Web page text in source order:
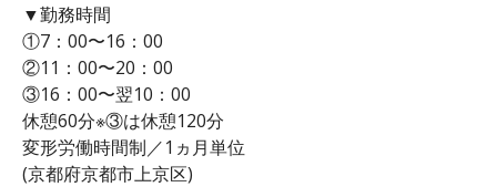
▼勤務時間
①7：00〜16：00
②11：00〜20：00
③16：00〜翌10：00
休憩60分※③は休憩120分
変形労働時間制／1ヵ月単位
(京都府京都市上京区)